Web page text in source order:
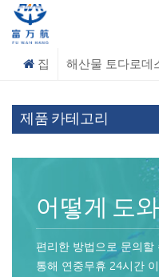
집 해산물 토다로데
제품 카테고리
어떻게 도
편리한 방법으로 문의할
통해 연중무휴 24시간 이